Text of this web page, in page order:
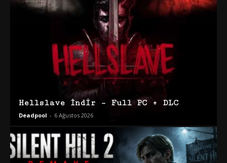
Hellslave İndir – Full PC + DLC
Deadpool - 6 Ağustos 2026